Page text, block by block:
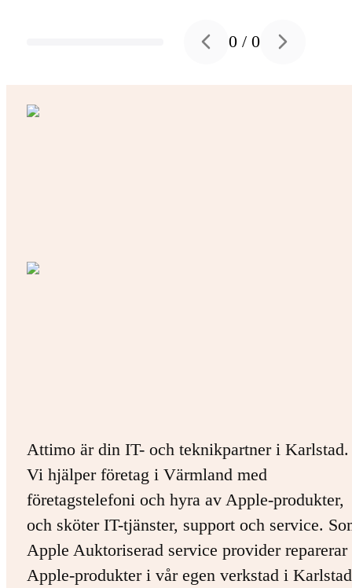
Previous slide
0 /0 Next slide
Attimo är din IT- och teknikpartner i Karlstad.
Vi hjälper företag i Värmland med
företagstelefoni och hyra av Apple-produkter,
och sköter IT-tjänster, support och service.
Apple Auktoriserad service provider
Apple-produkter i vår egen verkstad i